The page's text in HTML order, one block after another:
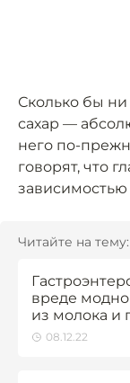
Сколько бы
сахар —
него по-
говорят, что
зависимостью
Читайте на тему:
вреде
из молока и
08.12.22